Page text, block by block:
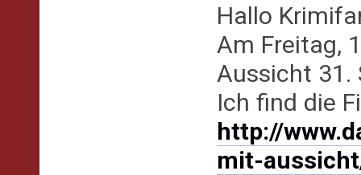
Hallo
Am Freitag,
Aussicht 31.
Ich find die
http://
mit-